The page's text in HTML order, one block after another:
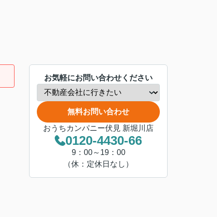
お気軽にお問い合わせください
無料お問い合わせ
おうちカンパニー伏見 新堀川店
0120-4430-66
9：00～19：00
（休：定休日なし）